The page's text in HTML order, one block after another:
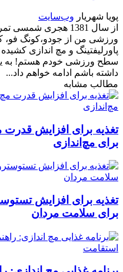
پویا شهریار وب‌سایت
از سال 1381 هجری
ورزشی من از جودو،کونگ فو،
پاورلیفتینگ و مچ اندازی
سطح ورزشی خودم هستم! به
داشته باشم ادامه خواهم داد...
مطالب مشابه
برای مچ‌اندازی
برای سلامت مردان